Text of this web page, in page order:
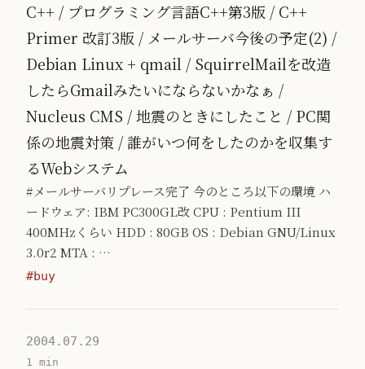
C++ / プログラミング言語C++第3版 / C++
Primer 改訂3版 / メールサーバ今後の予定(2) /
Debian Linux + qmail / SquirrelMailを改造
したらGmailみたいにならないかなぁ /
Nucleus CMS / 地震のときにしたこと / PC関
係の地震対策 / 誰がいつ何をしたのかを収集す
るWebシステム
#メールサーバリプレース完了 今のところ以下の環境 ハ
ードウェア: IBM PC300GL改 CPU : Pentium III
400MHzくらい HDD : 80GB OS : Debian GNU/Linux
3.0r2 MTA : …
#buy
2004.07.29
1 min